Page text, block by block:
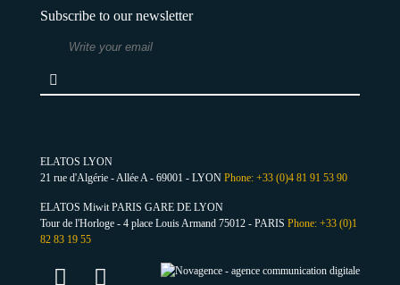
Subscribe to our newsletter
ELATOS LYON
21 rue d'Algérie - Allée A - 69001 - LYON Phone: +33 (0)4 81 91 53 90
ELATOS Miwit PARIS GARE DE LYON
Tour de l'Horloge - 4 place Louis Armand 75012 - PARIS Phone: +33 (0)1
82 83 19 55